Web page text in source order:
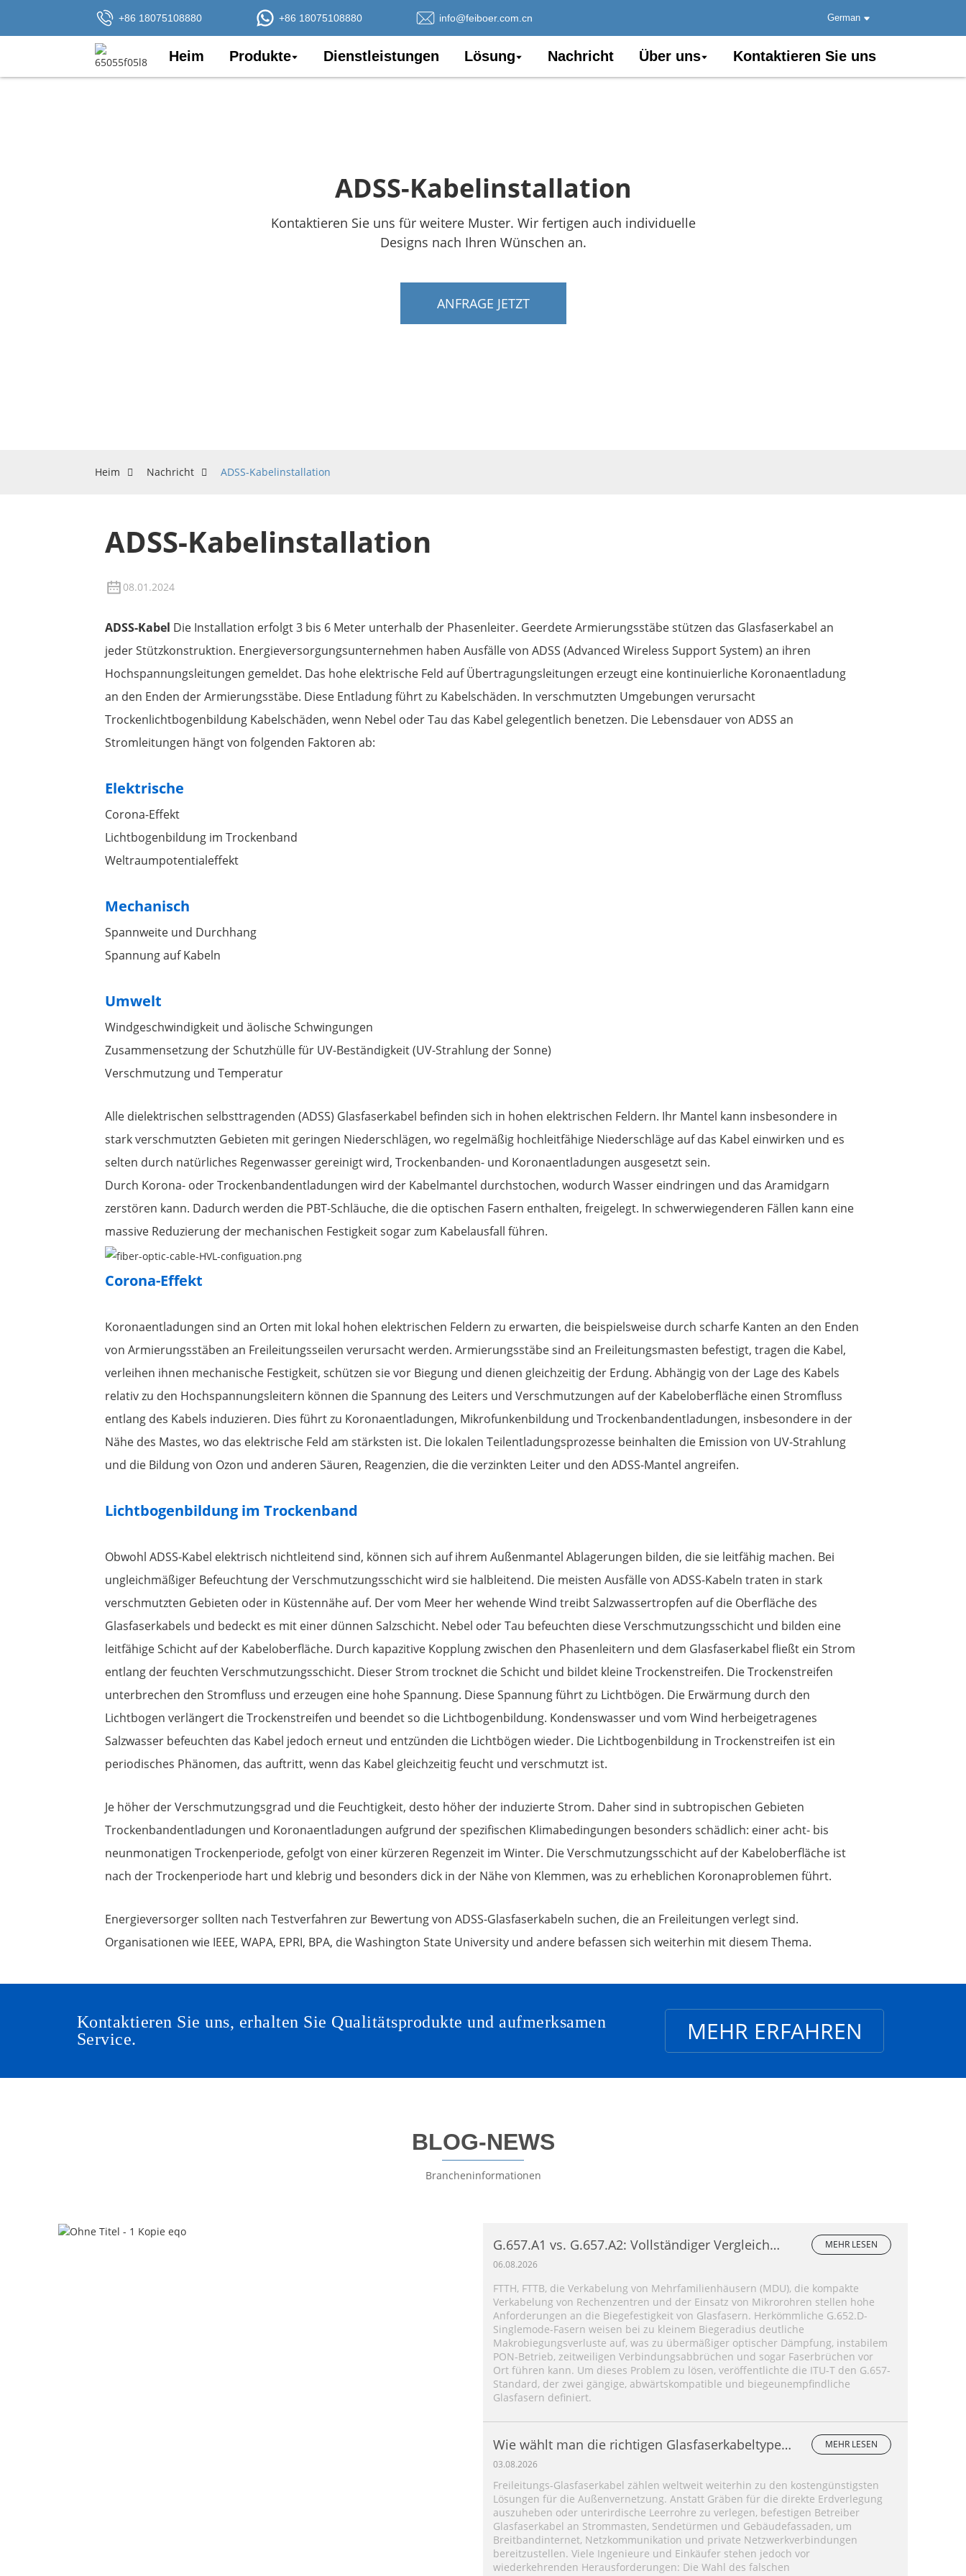
+86 18075108880 +86 18075108880 info@feiboer.com.cn German
Heim Produkte Dienstleistungen Lösung Nachricht Über uns Kontaktieren Sie uns
ADSS-Kabelinstallation
Kontaktieren Sie uns für weitere Muster. Wir fertigen auch individuelle
Designs nach Ihren Wünschen an.
ANFRAGE JETZT
Heim Nachricht ADSS-Kabelinstallation
ADSS-Kabelinstallation
08.01.2024
ADSS-Kabel Die Installation erfolgt 3 bis 6 Meter unterhalb der Phasenleiter. Geerdete Armierungsstäbe stützen das Glasfaserkabel an
jeder Stützkonstruktion. Energieversorgungsunternehmen haben Ausfälle von ADSS (Advanced Wireless Support System) an ihren
Hochspannungsleitungen gemeldet. Das hohe elektrische Feld auf Übertragungsleitungen erzeugt eine kontinuierliche Koronaentladung
an den Enden der Armierungsstäbe. Diese Entladung führt zu Kabelschäden. In verschmutzten Umgebungen verursacht
Trockenlichtbogenbildung Kabelschäden, wenn Nebel oder Tau das Kabel gelegentlich benetzen. Die Lebensdauer von ADSS an
Stromleitungen hängt von folgenden Faktoren ab:
Elektrische
Corona-Effekt
Lichtbogenbildung im Trockenband
Weltraumpotentialeffekt
Mechanisch
Spannweite und Durchhang
Spannung auf Kabeln
Umwelt
Windgeschwindigkeit und äolische Schwingungen
Zusammensetzung der Schutzhülle für UV-Beständigkeit (UV-Strahlung der Sonne)
Verschmutzung und Temperatur
Alle dielektrischen selbsttragenden (ADSS) Glasfaserkabel befinden sich in hohen elektrischen Feldern. Ihr Mantel kann insbesondere in
stark verschmutzten Gebieten mit geringen Niederschlägen, wo regelmäßig hochleitfähige Niederschläge auf das Kabel einwirken und es
selten durch natürliches Regenwasser gereinigt wird, Trockenbanden- und Koronaentladungen ausgesetzt sein.
Durch Korona- oder Trockenbandentladungen wird der Kabelmantel durchstochen, wodurch Wasser eindringen und das Aramidgarn
zerstören kann. Dadurch werden die PBT-Schläuche, die die optischen Fasern enthalten, freigelegt. In schwerwiegenderen Fällen kann eine
massive Reduzierung der mechanischen Festigkeit sogar zum Kabelausfall führen.
Corona-Effekt
Koronaentladungen sind an Orten mit lokal hohen elektrischen Feldern zu erwarten, die beispielsweise durch scharfe Kanten an den Enden
von Armierungsstäben an Freileitungsseilen verursacht werden. Armierungsstäbe sind an Freileitungsmasten befestigt, tragen die Kabel,
verleihen ihnen mechanische Festigkeit, schützen sie vor Biegung und dienen gleichzeitig der Erdung. Abhängig von der Lage des Kabels
relativ zu den Hochspannungsleitern können die Spannung des Leiters und Verschmutzungen auf der Kabeloberfläche einen Stromfluss
entlang des Kabels induzieren. Dies führt zu Koronaentladungen, Mikrofunkenbildung und Trockenbandentladungen, insbesondere in der
Nähe des Mastes, wo das elektrische Feld am stärksten ist. Die lokalen Teilentladungsprozesse beinhalten die Emission von UV-Strahlung
und die Bildung von Ozon und anderen Säuren, Reagenzien, die die verzinkten Leiter und den ADSS-Mantel angreifen.
Lichtbogenbildung im Trockenband
Obwohl ADSS-Kabel elektrisch nichtleitend sind, können sich auf ihrem Außenmantel Ablagerungen bilden, die sie leitfähig machen. Bei
ungleichmäßiger Befeuchtung der Verschmutzungsschicht wird sie halbleitend. Die meisten Ausfälle von ADSS-Kabeln traten in stark
verschmutzten Gebieten oder in Küstennähe auf. Der vom Meer her wehende Wind treibt Salzwassertropfen auf die Oberfläche des
Glasfaserkabels und bedeckt es mit einer dünnen Salzschicht. Nebel oder Tau befeuchten diese Verschmutzungsschicht und bilden eine
leitfähige Schicht auf der Kabeloberfläche. Durch kapazitive Kopplung zwischen den Phasenleitern und dem Glasfaserkabel fließt ein Strom
entlang der feuchten Verschmutzungsschicht. Dieser Strom trocknet die Schicht und bildet kleine Trockenstreifen. Die Trockenstreifen
unterbrechen den Stromfluss und erzeugen eine hohe Spannung. Diese Spannung führt zu Lichtbögen. Die Erwärmung durch den
Lichtbogen verlängert die Trockenstreifen und beendet so die Lichtbogenbildung. Kondenswasser und vom Wind herbeigetragenes
Salzwasser befeuchten das Kabel jedoch erneut und entzünden die Lichtbögen wieder. Die Lichtbogenbildung in Trockenstreifen ist ein
periodisches Phänomen, das auftritt, wenn das Kabel gleichzeitig feucht und verschmutzt ist.
Je höher der Verschmutzungsgrad und die Feuchtigkeit, desto höher der induzierte Strom. Daher sind in subtropischen Gebieten
Trockenbandentladungen und Koronaentladungen aufgrund der spezifischen Klimabedingungen besonders schädlich: einer acht- bis
neunmonatigen Trockenperiode, gefolgt von einer kürzeren Regenzeit im Winter. Die Verschmutzungsschicht auf der Kabeloberfläche ist
nach der Trockenperiode hart und klebrig und besonders dick in der Nähe von Klemmen, was zu erheblichen Koronaproblemen führt.
Energieversorger sollten nach Testverfahren zur Bewertung von ADSS-Glasfaserkabeln suchen, die an Freileitungen verlegt sind.
Organisationen wie IEEE, WAPA, EPRI, BPA, die Washington State University und andere befassen sich weiterhin mit diesem Thema.
Kontaktieren Sie uns, erhalten Sie Qualitätsprodukte und aufmerksamen
Service.
MEHR ERFAHREN
BLOG-NEWS
Brancheninformationen
G.657.A1 vs. G.657.A2: Vollständiger Vergleich
biegeunempfindlicher Einmodenfasern
MEHR LESEN
06.08.2026
FTTH, FTTB, die Verkabelung von Mehrfamilienhäusern (MDU), die kompakte
Verkabelung von Rechenzentren und der Einsatz von Mikrorohren stellen hohe
Anforderungen an die Biegefestigkeit von Glasfasern. Herkömmliche G.652.D-
Singlemode-Fasern weisen bei zu kleinem Biegeradius deutliche
Makrobiegungsverluste auf, was zu übermäßiger optischer Dämpfung, instabilem
PON-Betrieb, zeitweiligen Verbindungsabbrüchen und sogar Faserbrüchen vor
Ort führen kann. Um dieses Problem zu lösen, veröffentlichte die ITU-T den G.657-
Standard, der zwei gängige, abwärtskompatible und biegeunempfindliche
Glasfasern definiert.
Wie wählt man die richtigen Glasfaserkabeltypen
für die Luftverlegung aus?
MEHR LESEN
03.08.2026
Freileitungs-Glasfaserkabel zählen weltweit weiterhin zu den kostengünstigsten
Lösungen für die Außenvernetzung. Anstatt Gräben für die direkte Erdverlegung
auszuheben oder unterirdische Leerrohre zu verlegen, befestigen Betreiber
Glasfaserkabel an Strommasten, Sendetürmen und Gebäudefassaden, um
Breitbandinternet, Netzkommunikation und private Netzwerkverbindungen
bereitzustellen. Viele Ingenieure und Einkäufer stehen jedoch vor
wiederkehrenden Herausforderungen: Die Wahl des falschen